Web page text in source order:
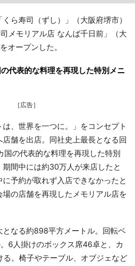
ら寿司（ずし）」（大阪府堺市）
メモリアル店 なんば千日前」（大
オープンした。
代表的な料理を再現した特別メニ
［広告］
、世界を一つに。」をコンセプト
舗を出店。同社史上最長となる回
国の代表的な料理を再現した特別
間中には約30万人が来店したと
予約が取れず入店できなかったと
の店舗を再現したメモリアル店を
なる約898平方メートル。回転ベ
6人掛けのボックス席46卓と、カ
る。椅子やテーブル、オブジェなど